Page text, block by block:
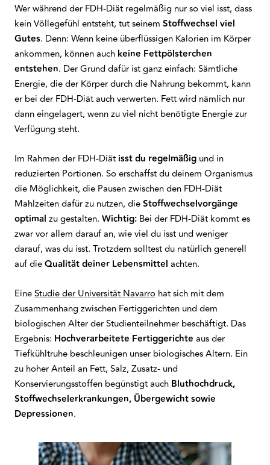
Wer während der FDH-Diät regelmäßig nur so viel isst, dass
kein Völlegefühl entsteht, tut seinem Stoffwechsel viel
Gutes. Denn: Wenn keine überflüssigen Kalorien im Körper
ankommen, können auch keine Fettpölsterchen
entstehen. Der Grund dafür ist ganz einfach: Sämtliche
Energie, die der Körper durch die Nahrung bekommt, kann
er bei der FDH-Diät auch verwerten. Fett wird nämlich nur
dann eingelagert, wenn zu viel nicht benötigte Energie zur
Verfügung steht.
Im Rahmen der FDH-Diät isst du regelmäßig und in
reduzierten Portionen. So erschaffst du deinem Organismus
die Möglichkeit, die Pausen zwischen den FDH-Diät
Mahlzeiten dafür zu nutzen, dieStoffwechselvorgänge
optimal zu gestalten. Wichtig: Bei der FDH-Diät kommt es
zwar vor allem darauf an, wie viel du isst und weniger
darauf, was du isst. Trotzdem solltest du natürlich generell
auf dieQualität deiner Lebensmittel achten.
EineStudie der Universität Navarro hat sich mit dem
Zusammenhang zwischen Fertiggerichten und dem
biologischen Alter der Studienteilnehmer beschäftigt. Das
Ergebnis: Hochverarbeitete Fertiggerichte aus der
Tiefkühltruhe beschleunigen unser biologisches Altern. Ein
zu hoher Anteil an Fett, Salz, Zusatz- und
Konservierungsstoffen begünstigt auch Bluthochdruck,
Stoffwechselerkrankungen, Übergewicht sowie
Depressionen.